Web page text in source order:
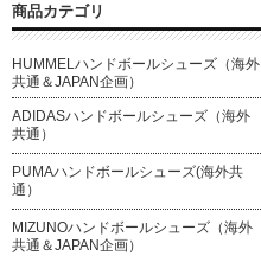
商品カテゴリ
HUMMELハンドボールシューズ（海外
共通＆JAPAN企画）
ADIDASハンドボールシューズ（海外
共通）
PUMAハンドボールシューズ(海外共
通）
MIZUNOハンドボールシューズ（海外
共通＆JAPAN企画）